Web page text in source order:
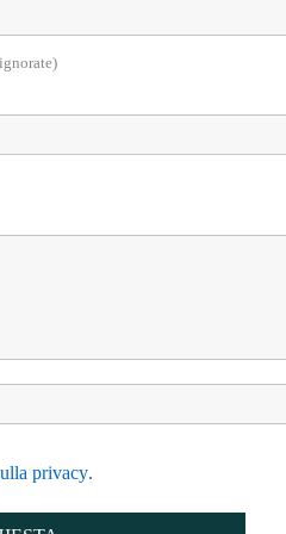
privacy.